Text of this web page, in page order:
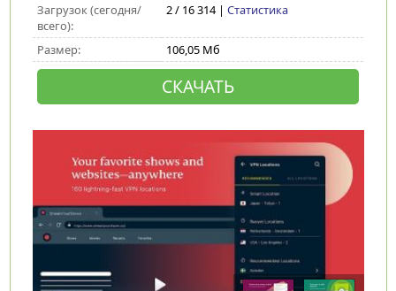
Загрузок (сегодня/
всего):
2 / 16 314 | Статистика
Размер: 106,05 Мб
СКАЧАТЬ